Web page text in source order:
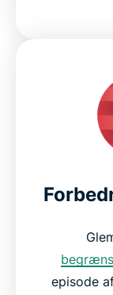
episode